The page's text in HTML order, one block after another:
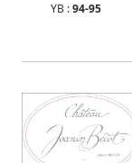
YB :94-95